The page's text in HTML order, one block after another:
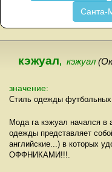
Санта-
кэжуал, кэжуал
значение:
Стиль одежды футбольных
Мода га кэжуал начался в
одежды представляет
английские...) в которых
ОФФНИКАМИ!!!.